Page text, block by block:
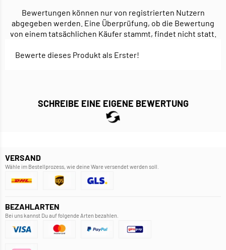
Bewertungen können nur von registrierten Nutzern
abgegeben werden. Eine Überprüfung, ob die Bewertung
von einem tatsächlichen Käufer stammt, findet nicht statt.
Bewerte dieses Produkt als Erster!
SCHREIBE EINE EIGENE BEWERTUNG
VERSAND
Wähle im Bestellprozess, wie deine Ware versendet werden soll.
BEZAHLARTEN
Bei uns kannst Du auf folgende Arten bezahlen.